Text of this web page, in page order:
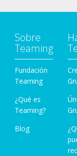
Sobre
Teaming
Fundación
Teaming
¿Qué es
Teaming?
Blog